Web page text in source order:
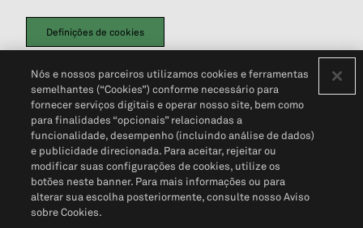
Definições de cookies
Política de PrivacidadePortal de privacidade do cliente (em inglês)
Não Venda Minhas Informações Pessoais© 2026 S&P Global
Nós e nossos parceiros utilizamos cookies e ferramentas
semelhantes (“Cookies”) conforme necessário para
fornecer serviços digitais e operar nosso site, bem como
para finalidades “opcionais” relacionadas a
funcionalidade, desempenho (incluindo análise de dados)
e publicidade direcionada. Para aceitar, rejeitar ou
modificar suas configurações de cookies, utilize os
botões neste banner. Para mais informações ou para
alterar sua escolha posteriormente, consulte nosso Aviso
sobre Cookies.